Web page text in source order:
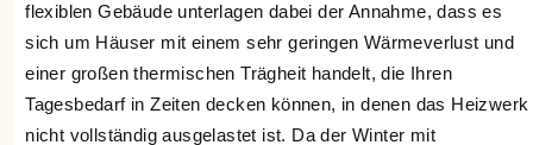
flexiblen Gebäude unterlagen dabei der Annahme, dass es
sich um Häuser mit einem sehr geringen Wärmeverlust und
einer großen thermischen Trägheit handelt, die Ihren
Tagesbedarf in Zeiten decken können, in denen das Heizwerk
nicht vollständig ausgelastet ist. Da der Winter mit